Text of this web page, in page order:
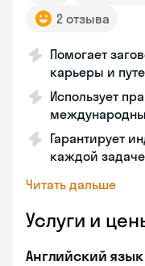
2 отзыва
Помогает
карьеры и
Использует
Гарантирует
каждой задаче
Читать дальше
Услуги и
Английский язык